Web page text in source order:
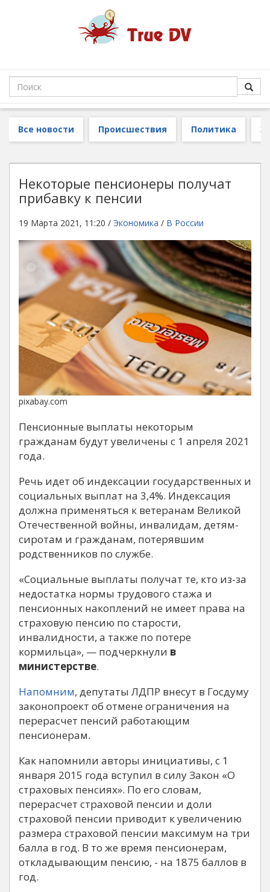
Все новости Происшествия Политика
Некоторые пенсионеры получат
прибавку к пенсии
19 Марта 2021, 11:20 / Экономика / В России
pixabay.com
Пенсионные выплаты некоторым
гражданам будут увеличены с 1 апреля 2021
года.
Речь идет об индексации государственных и
социальных выплат на 3,4%. Индексация
должна применяться к ветеранам Великой
Отечественной войны, инвалидам, детям-
сиротам и гражданам, потерявшим
родственников по службе.
«Социальные выплаты получат те, кто из-за
недостатка нормы трудового стажа и
пенсионных накоплений не имеет права на
страховую пенсию по старости,
инвалидности, а также по потере
кормильца», — подчеркнули в
министерстве.
Напомним, депутаты ЛДПР внесут в Госдуму
законопроект об отмене ограничения на
перерасчет пенсий работающим
пенсионерам.
Как напомнили авторы инициативы, с 1
января 2015 года вступил в силу Закон «О
страховых пенсиях». По его словам,
перерасчет страховой пенсии и доли
страховой пенсии приводит к увеличению
размера страховой пенсии максимум на три
балла в год. В то же время пенсионерам,
откладывающим пенсию, - на 1875 баллов в
год.